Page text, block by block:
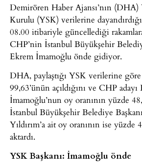
Demirören Haber Ajansı’nın
Kurulu (YSK) verilerine dayandırdığı
08.00 itibariyle güncellediği
CHP’nin İstanbul Büyükşehir
Ekrem İmamoğlu önde gidiyor.
DHA, paylaştığı YSK verilerine göre
99,63’ünün açıldığını ve CHP
İmamoğlu’nun oy oranının yüzde
İstanbul Büyükşehir Belediye
Yıldırım’a ait oy oranının ise
aktardı.
YSK Başkanı: İmamoğlu önde